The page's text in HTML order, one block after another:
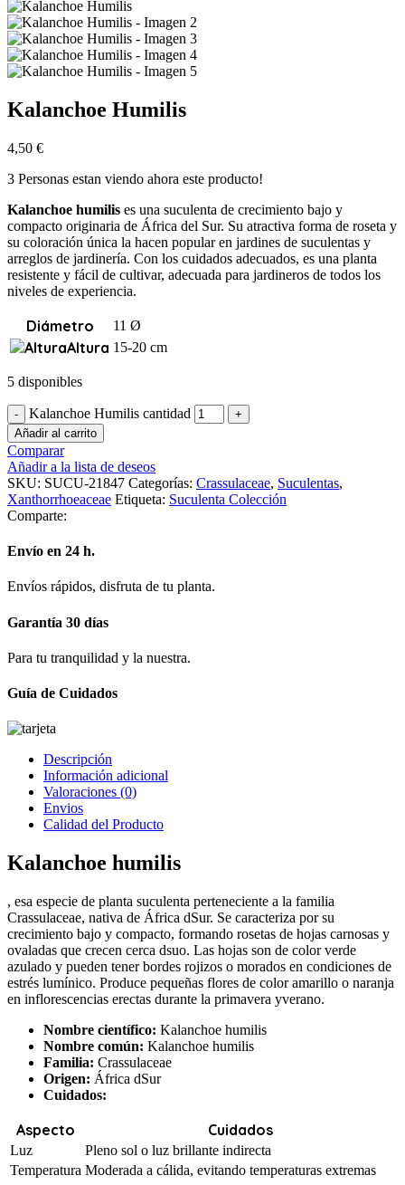
Kalanchoe Humilis
4,50 €
3 Personas estan viendo ahora este producto!
Kalanchoe humilis es una suculenta de crecimiento bajo y
compacto originaria de África del Sur. Su atractiva forma de roseta y
su coloración única la hacen popular en jardines de suculentas y
arreglos de jardinería. Con los cuidados adecuados, es una planta
resistente y fácil de cultivar, adecuada para jardineros de todos los
niveles de experiencia.
Diámetro 11 Ø
Altura 15-20 cm
5 disponibles
Kalanchoe Humilis cantidad
Añadir al carrito
Comparar
Añadir a la lista de deseos
SKU: SUCU-21847 Categorías: Crassulaceae, Suculentas,
Xanthorrhoeaceae Etiqueta: Suculenta Colección
Comparte:
Envío en 24 h.
Envíos rápidos, disfruta de tu planta.
Garantía 30 días
Para tu tranquilidad y la nuestra.
Guía de Cuidados
Descripción
Información adicional
Valoraciones (0)
Envios
Calidad del Producto
Kalanchoe humilis
, esa especie de planta suculenta perteneciente a la familia
Crassulaceae, nativa de África dSur. Se caracteriza por su
crecimiento bajo y compacto, formando rosetas de hojas carnosas y
ovaladas que crecen cerca dsuo. Las hojas son de color verde
azulado y pueden tener bordes rojizos o morados en condiciones de
estrés lumínico. Produce pequeñas flores de color amarillo o naranja
en inflorescencias erectas durante la primavera yverano.
Nombre científico: Kalanchoe humilis
Nombre común: Kalanchoe humilis
Familia: Crassulaceae
Origen: África dSur
Cuidados:
Aspecto Cuidados
Luz
Pleno sol o luz brillante indirecta
Temperatura Moderada a cálida, evitando temperaturas extremas